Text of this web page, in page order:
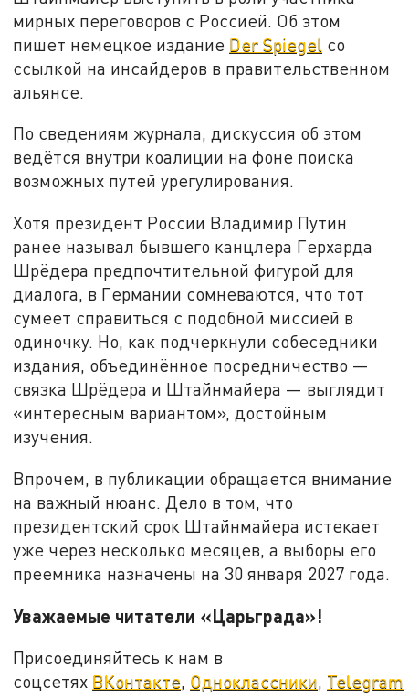
мирных переговоров с Россией. Об этом
пишет немецкое издание Der Spiegel со
ссылкой на инсайдеров в правительственном
альянсе.
По сведениям журнала, дискуссия об этом
ведётся внутри коалиции на фоне поиска
возможных путей урегулирования.
Хотя президент России Владимир Путин
ранее называл бывшего канцлера Герхарда
Шрёдера предпочтительной фигурой для
диалога, в Германии сомневаются, что тот
сумеет справиться с подобной миссией в
одиночку. Но, как подчеркнули собеседники
издания, объединённое посредничество —
связка Шрёдера и Штайнмайера — выглядит
«интересным вариантом», достойным
изучения.
Впрочем, в публикации обращается внимание
на важный нюанс. Дело в том, что
президентский срок Штайнмайера истекает
уже через несколько месяцев, а выборы его
преемника назначены на 30 января 2027 года.
Уважаемые читатели «Царьграда»!
Присоединяйтесь к нам в
соцсетях ВКонтакте, Одноклассники, Telegram